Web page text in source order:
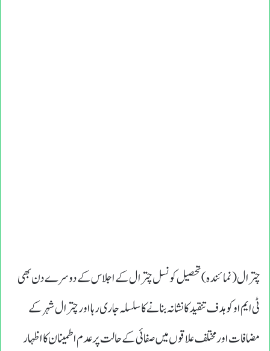
چترال (نمائندہ ) تحصیل کونسل چترال کے اجلاس کے دوسرے دن بھی
ٹی ایم او کو ہدف تنقیدکا نشانہ بنانے کا سلسلہ جاری رہا اور چترال شہر کے
مضافات اورمختلف علاقوں میں صفائی کے حالت پر عدم اطمینان کا اظہار